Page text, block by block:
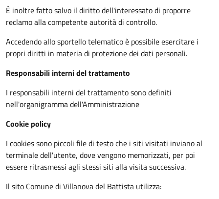
È inoltre fatto salvo il diritto dell'interessato di proporre
reclamo alla competente autorità di controllo.
Accedendo allo sportello telematico è possibile esercitare i
propri diritti in materia di protezione dei dati personali.
Responsabili interni del trattamento
I responsabili interni del trattamento sono definiti
nell'organigramma dell'Amministrazione
Cookie policy
I cookies sono piccoli file di testo che i siti visitati inviano al
terminale dell'utente, dove vengono memorizzati, per poi
essere ritrasmessi agli stessi siti alla visita successiva.
Il sito Comune di Villanova del Battista utilizza: